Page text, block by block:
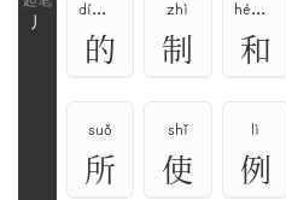
丿
dí、dì、de
的
zhì
制
hé、hè、huó、huò、hú
和
suǒ
所
shǐ
使
lì
例